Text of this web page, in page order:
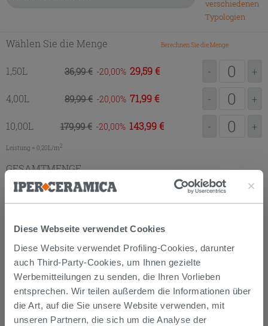
Diese Webseite verwendet Cookies
Diese Website verwendet Profiling-Cookies, darunter
auch Third-Party-Cookies, um Ihnen gezielte
Werbemitteilungen zu senden, die Ihren Vorlieben
entsprechen. Wir teilen außerdem die Informationen über
die Art, auf die Sie unsere Website verwenden, mit
unseren Partnern, die sich um die Analyse der
verschiedenen
Typologien
Wählen Sie die Menge Berechnen Sie die Menge
1,50L 36,99 € -20,00 29,59 € - +
4,00L 89,99 € -20,00 71,99 € - +
10,00L 179,99 € -20,00 143,99 € - +
Leistung = 0,20L/m2
GESAMTMENGE
ZUM EINKAUFSKORB
Paint SoftTouch
DatenblattPaint UltraMatt
DatenblattSmalto Universal